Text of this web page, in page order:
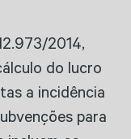
2014,
do lucro
a incidência
para